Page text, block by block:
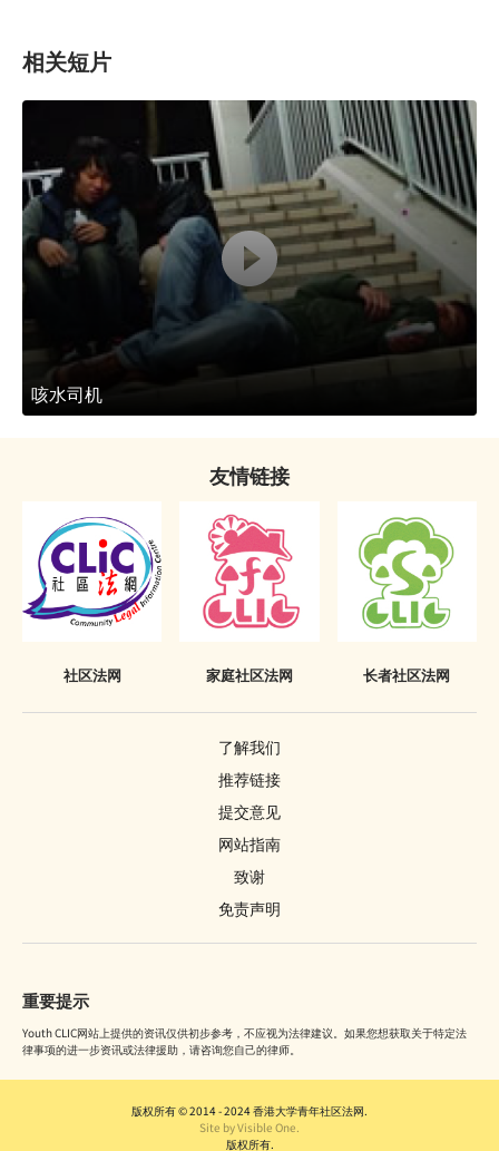
相关短片
咳水司机
友情链接
社区法网 家庭社区法网 长者社区法网
了解我们
推荐链接
提交意见
网站指南
致谢
免责声明
重要提示
Youth CLIC网站上提供的资讯仅供初步参考，不应视为法律建议。如果您想获取关于特定法
律事项的进一步资讯或法律援助，请咨询您自己的律师。
版权所有 © 2014 - 2024 香港大学青年社区法网.
Site by Visible One.
版权所有.